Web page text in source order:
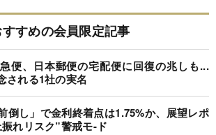
すめの会員限定記事
便、日本郵便の宅配便に回復の兆しも...
される1社の実名
倒し」で金利終着点は1.75%か、展望レポ
れリスク”警戒モ-ド